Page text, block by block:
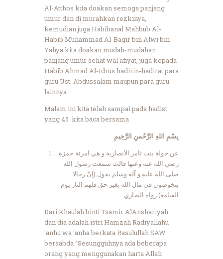
Al-Atthos kita doakan semoga panjang
umur dan di murahkan rezkinya,
kemudian juga Habibanal Mahbub Al-
Habib Muhammad Al-Bagir bin Alwi bin
Yahya kita doakan mudah-mudahan
panjang umur sehat wal afiyat, juga kepada
Habib Ahmad Al-Idrus hadirin-hadirat para
guru Ust. Abdussalam maupun para guru
lainnya
Malam ini kita telah sampai pada hadist
yang 45 kita baca bersama
بِسْمِ اللهِ الرَّحْمنِ الرَّحِيمِ
عن خولة بنت ثامر الأنصارية و هي امرئة حمزة
رضي الله عنه وعنها قالت سمعت رسول الله
صلى الله عليه و آله وسلم يقول (إنّ رجالا
يتخوضون في مال الله بغير حق فلهم النار يوم
القيامة) رواه البخاري
Dari Khaulah binti Tsamir AlAnshariyah
dan dia adalah istri Hamzah Radiyallahu
‘anhu wa ‘anha berkata Rasulullah SAW
bersabda “Sesungguhnya ada beberapa
orang yang menggunakan harta Allah